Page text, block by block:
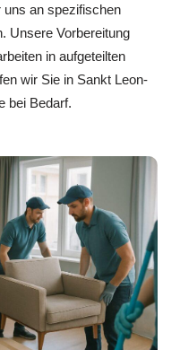
uns an spezifischen
Unsere Vorbereitung
in aufgeteilten
wir Sie in Sankt Leon-
bei Bedarf.